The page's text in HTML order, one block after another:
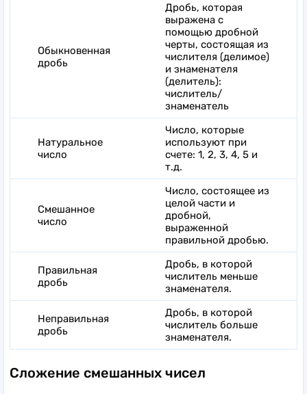
Обыкновенная
дробь
Дробь, которая
выражена с
помощью дробной
черты, состоящая из
числителя (делимое)
и знаменателя
(делитель):
числитель/
знаменатель
Натуральное
число
Число, которые
используют при
счете: 1, 2, 3, 4, 5 и
т.д.
Смешанное
число
Число, состоящее из
целой части и
дробной,
выраженной
правильной дробью.
Правильная
дробь
Дробь, в которой
числитель меньше
знаменателя.
Неправильная
дробь
Дробь, в которой
числитель больше
знаменателя.
Сложение смешанных чисел